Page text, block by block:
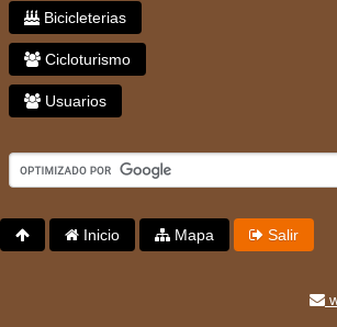
Bicicleterias
Cicloturismo
Usuarios
Inicio Mapa Salir